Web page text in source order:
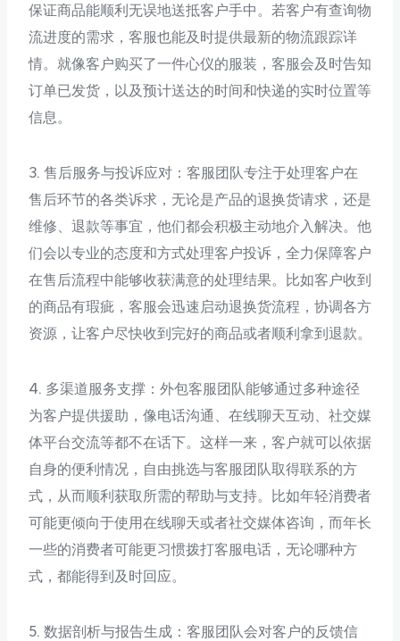
保证商品能顺利无误地送抵客户手中。若客户有查询物
流进度的需求，客服也能及时提供最新的物流跟踪详
情。就像客户购买了一件心仪的服装，客服会及时告知
订单已发货，以及预计送达的时间和快递的实时位置等
信息。
3. 售后服务与投诉应对：客服团队专注于处理客户在
售后环节的各类诉求，无论是产品的退换货请求，还是
维修、退款等事宜，他们都会积极主动地介入解决。他
们会以专业的态度和方式处理客户投诉，全力保障客户
在售后流程中能够收获满意的处理结果。比如客户收到
的商品有瑕疵，客服会迅速启动退换货流程，协调各方
资源，让客户尽快收到完好的商品或者顺利拿到退款。
4. 多渠道服务支撑：外包客服团队能够通过多种途径
为客户提供援助，像电话沟通、在线聊天互动、社交媒
体平台交流等都不在话下。这样一来，客户就可以依据
自身的便利情况，自由挑选与客服团队取得联系的方
式，从而顺利获取所需的帮助与支持。比如年轻消费者
可能更倾向于使用在线聊天或者社交媒体咨询，而年长
一些的消费者可能更习惯拨打客服电话，无论哪种方
式，都能得到及时回应。
5. 数据剖析与报告生成：客服团队会对客户的反馈信